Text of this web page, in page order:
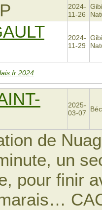
2024-
11-26
2024-
11-29
2024
2025-
03-07
de
un
pour finir